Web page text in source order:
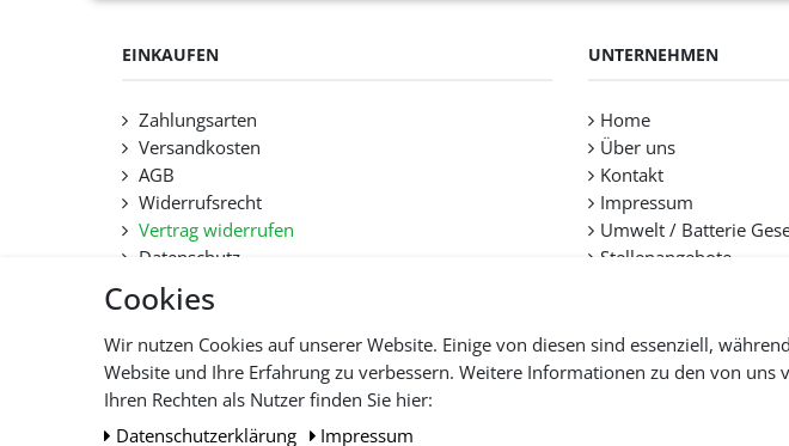
Cookies
Wir nutzen Cookies auf unserer Website. Einige von diesen sind essenziell,
Website und Ihre Erfahrung zu verbessern. Weitere Informationen zu den von uns
Ihren Rechten als Nutzer finden Sie hier:
Daten­schutz­erklärung
Impressum
EINKAUFEN
Zahlungsarten
Versandkosten
AGB
Widerrufsrecht
Vertrag widerrufen
Datenschutz
Hilfe
Lieferfristen und Lieferbeschränkung
UNTERNEHMEN
Home
Über uns
Kontakt
Impressum
Umwelt / Batterie
Stellenangebote
Alle Preise inkl. gesetzl. Mehwersteuer zzgl.